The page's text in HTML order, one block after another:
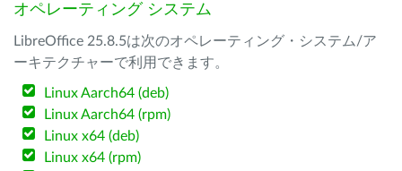
オペレーティング システム
LibreOffice 25.8.5は次のオペレーティング・システム/ア
ーキテクチャーで利用できます。
Linux Aarch64 (deb)
Linux Aarch64 (rpm)
Linux x64 (deb)
Linux x64 (rpm)